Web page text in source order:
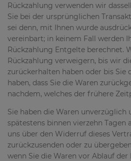
Rückzahlung verwenden wir
Sie bei der ursprünglichen
sei denn, mit Ihnen wurde
vereinbart; in keinem Fall werden
Rückzahlung Entgelte berechnet.
Rückzahlung verweigern, bis wir
zurückerhalten haben oder bis Sie
haben, dass Sie die Waren
nachdem, welches der frühere
Sie haben die Waren unverzüglich
spätestens binnen vierzehn Tagen
uns über den Widerruf dieses
zurückzusenden oder zu
wenn Sie die Waren vor Ablauf